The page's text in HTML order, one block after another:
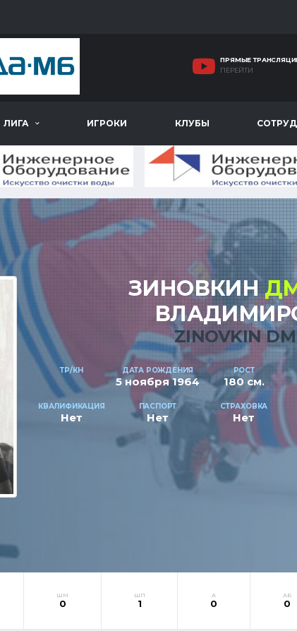
ПРЯМЫЕ
ПЕРЕЙТИ
ЛИГА ИГРОКИ КЛУБЫ
ЗИНОВКИН
ZINOVKIN
ТР/КН ДАТА РОЖДЕНИЯ
5 ноября 1964
РОСТ
180 см.
КВАЛИФИКАЦИЯ
Нет
ПАСПОРТ
Нет
СТРАХОВКА
Нет
ШМ
0
ШП
1
А
0
АБ
0